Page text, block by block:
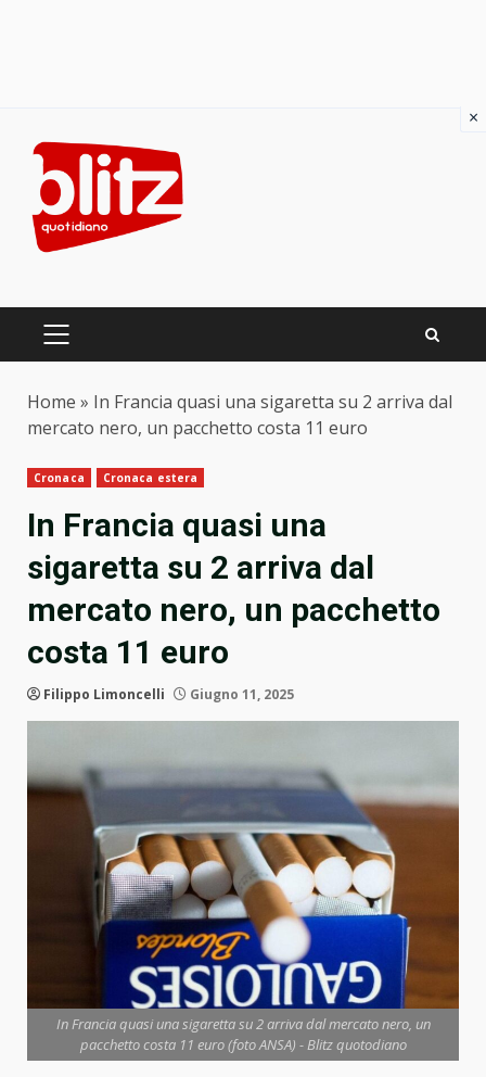
content
PRIMARY
Home » In Francia quasi una sigaretta su 2 arriva dal
mercato nero, un pacchetto costa 11 euro
Cronaca Cronaca estera
In Francia quasi una
sigaretta su 2 arriva dal
mercato nero, un pacchetto
costa 11 euro
Filippo Limoncelli Giugno 11, 2025
In Francia quasi una sigaretta su 2 arriva dal mercato nero, un
pacchetto costa 11 euro (foto ANSA) - Blitz quotodiano
×